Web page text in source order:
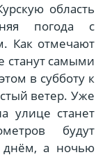
область
погода с
Как отмечают
самыми
в субботу к
ветер. Уже
улице станет
будут
днём, а ночью